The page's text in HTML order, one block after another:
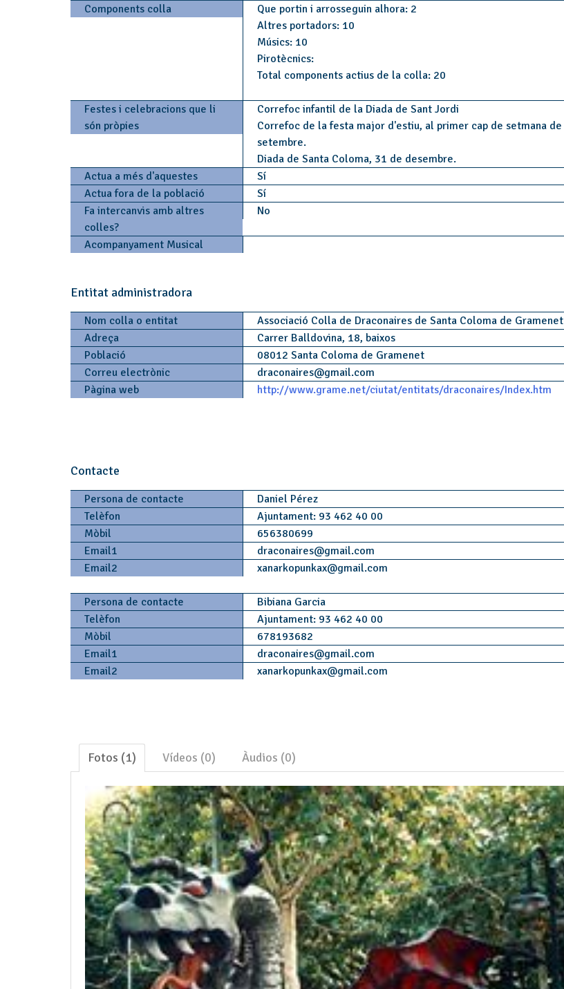
Components colla
Que portin i arrosseguin alhora: 2
Altres portadors: 10
Músics: 10
Pirotècnics:
Total components actius de la colla: 20
Festes i celebracions que li
són pròpies
Correfoc infantil de la Diada de Sant Jordi
Correfoc de la festa major d'estiu, al primer cap de setmana de
setembre.
Diada de Santa Coloma, 31 de desembre.
Actua a més d'aquestes
Sí
Actua fora de la població
Sí
Fa intercanvis amb altres
colles?
No
Acompanyament Musical
Entitat administradora
Nom colla o entitat
Associació Colla de Draconaires de Santa Coloma de Gramenet
Adreça
Carrer Balldovina, 18, baixos
Població
08012 Santa Coloma de Gramenet
Correu electrònic
draconaires@gmail.com
Pàgina web
http://www.grame.net/ciutat/entitats/draconaires/Index.htm
Contacte
Persona de contacte
Daniel Pérez
Telèfon
Ajuntament: 93 462 40 00
Mòbil
656380699
Email1
draconaires@gmail.com
Email2
xanarkopunkax@gmail.com
Persona de contacte
Bibiana Garcia
Telèfon
Ajuntament: 93 462 40 00
Mòbil
678193682
Email1
draconaires@gmail.com
Email2
xanarkopunkax@gmail.com
Fotos (1) Vídeos (0) Àudios (0)